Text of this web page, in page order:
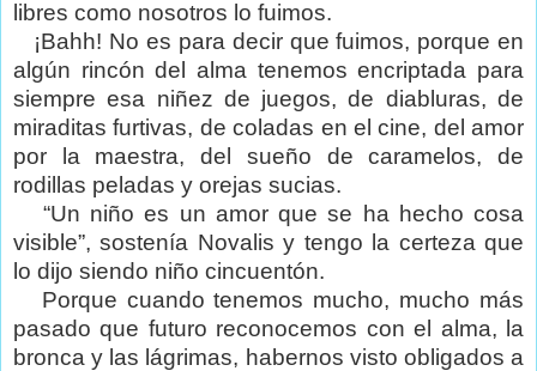
libres como nosotros lo fuimos.
¡Bahh! No es para decir que fuimos, porque en
algún rincón del alma tenemos encriptada para
siempre esa niñez de juegos, de diabluras, de
miraditas furtivas, de coladas en el cine, del amor
por la maestra, del sueño de caramelos, de
rodillas peladas y orejas sucias.
“Un niño es un amor que se ha hecho cosa
visible”, sostenía Novalis y tengo la certeza que
lo dijo siendo niño cincuentón.
Porque cuando tenemos mucho, mucho más
pasado que futuro reconocemos con el alma, la
bronca y las lágrimas, habernos visto obligados a